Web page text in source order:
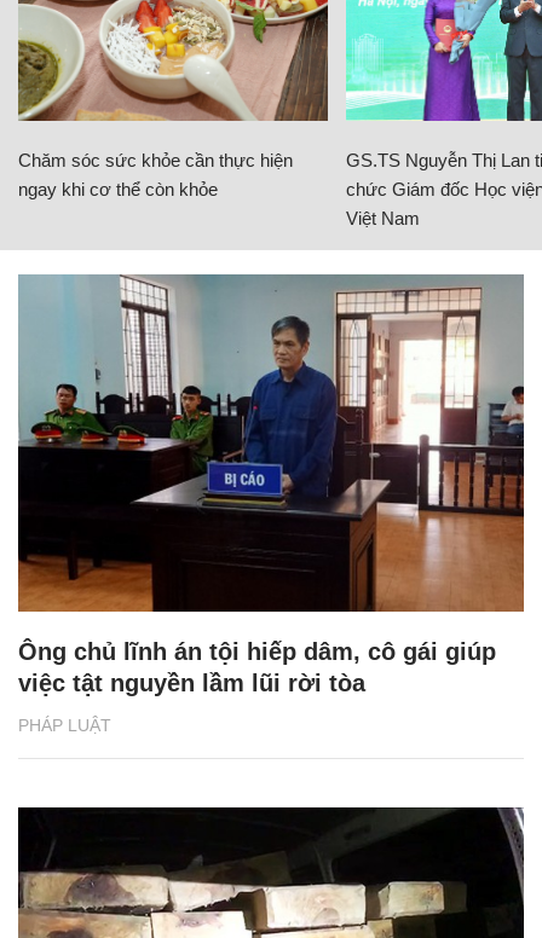
Chăm sóc sức khỏe cần thực hiện
ngay khi cơ thể còn khỏe
GS.TS Nguyễn Thị Lan
chức Giám đốc Học
Việt Nam
PHÁP LUẬT
Ông chủ lĩnh án tội hiếp dâm, cô gái giúp
việc tật nguyền lầm lũi rời tòa